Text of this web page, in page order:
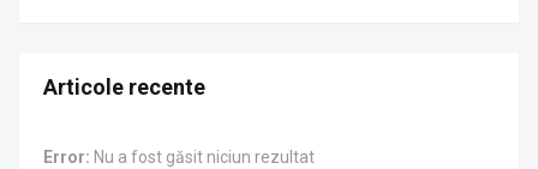
Articole recente
Error: Nu a fost găsit niciun rezultat